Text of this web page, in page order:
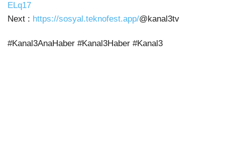
ELq17
Next : https://sosyal.teknofest.app/@kanal3tv
#Kanal3AnaHaber #Kanal3Haber #Kanal3